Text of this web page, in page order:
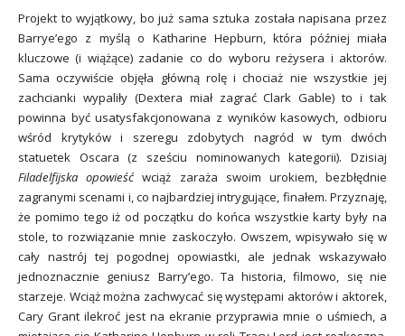
Projekt to wyjątkowy, bo już sama sztuka została napisana przez
Barrye’ego z myślą o Katharine Hepburn, która później miała
kluczowe (i wiążące) zadanie co do wyboru reżysera i aktorów.
Sama oczywiście objęła główną rolę i chociaż nie wszystkie jej
zachcianki wypaliły (Dextera miał zagrać Clark Gable) to i tak
powinna być usatysfakcjonowana z wyników kasowych, odbioru
wśród krytyków i szeregu zdobytych nagród w tym dwóch
statuetek Oscara (z sześciu nominowanych kategorii). Dzisiaj
Filadelfijska opowieść wciąż zaraża swoim urokiem, bezbłędnie
zagranymi scenami i, co najbardziej intrygujące, finałem. Przyznaję,
że pomimo tego iż od początku do końca wszystkie karty były na
stole, to rozwiązanie mnie zaskoczyło. Owszem, wpisywało się w
cały nastrój tej pogodnej opowiastki, ale jednak wskazywało
jednoznacznie geniusz Barry’ego. Ta historia, filmowo, się nie
starzeje. Wciąż można zachwycać się występami aktorów i aktorek,
Cary Grant ilekroć jest na ekranie przyprawia mnie o uśmiech, a